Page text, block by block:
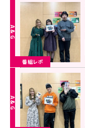
番組レポ